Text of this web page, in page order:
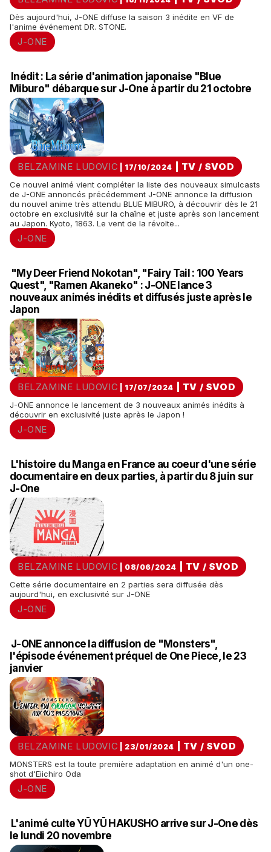
Dès aujourd'hui, J-ONE diffuse la saison 3 inédite en VF de
l'anime événement DR. STONE.
J-ONE
Inédit : La série d'animation japonaise "Blue
Miburo" débarque sur J-One à partir du 21 octobre
BELZAMINE LUDOVIC | 17/10/2024 TV / SVOD
Ce nouvel animé vient compléter la liste des nouveaux simulcasts
de J-ONE annoncés précédemment J-ONE annonce la diffusion
du nouvel anime très attendu BLUE MIBURO, à découvrir dès le 21
octobre en exclusivité sur la chaîne et juste après son lancement
au Japon. Kyoto, 1863. Le vent de la révolte...
J-ONE
"My Deer Friend Nokotan", "Fairy Tail : 100 Years
Quest", "Ramen Akaneko" : J-ONE lance 3
nouveaux animés inédits et diffusés juste après le
Japon
BELZAMINE LUDOVIC | 17/07/2024 TV / SVOD
J-ONE annonce le lancement de 3 nouveaux animés inédits à
découvrir en exclusivité juste après le Japon !
J-ONE
L'histoire du Manga en France au coeur d'une série
documentaire en deux parties, à partir du 8 juin sur
J-One
BELZAMINE LUDOVIC | 08/06/2024 TV / SVOD
Cette série documentaire en 2 parties sera diffusée dès
aujourd'hui, en exclusivité sur J-ONE
J-ONE
J-ONE annonce la diffusion de "Monsters",
l'épisode événement préquel de One Piece, le 23
janvier
BELZAMINE LUDOVIC | 23/01/2024 TV / SVOD
MONSTERS est la toute première adaptation en animé d'un one-
shot d'Eiichiro Oda
J-ONE
L'animé culte YŪ YŪ HAKUSHO arrive sur J-One dès
le lundi 20 novembre